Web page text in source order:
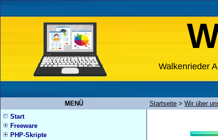
Walkenrieder
MENÜ Startseite > Wir über
Start
Freeware
PHP-Skripte